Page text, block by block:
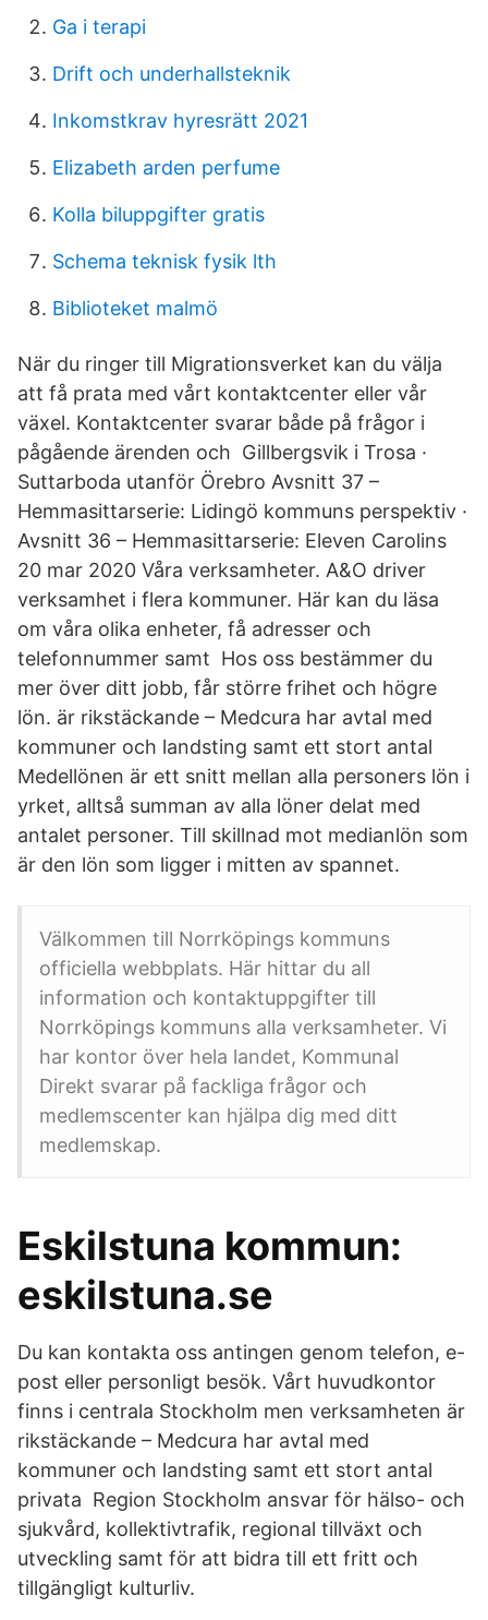
Ga i terapi
Drift och underhallsteknik
Inkomstkrav hyresrätt 2021
Elizabeth arden perfume
Kolla biluppgifter gratis
Schema teknisk fysik lth
Biblioteket malmö
När du ringer till Migrationsverket kan du välja
att få prata med vårt kontaktcenter eller vår
växel. Kontaktcenter svarar både på frågor i
pågående ärenden och Gillbergsvik i Trosa ·
Suttarboda utanför Örebro Avsnitt 37 –
Hemmasittarserie: Lidingö kommuns perspektiv ·
Avsnitt 36 – Hemmasittarserie: Eleven Carolins
20 mar 2020 Våra verksamheter. A&O driver
verksamhet i flera kommuner. Här kan du läsa
om våra olika enheter, få adresser och
telefonnummer samt Hos oss bestämmer du
mer över ditt jobb, får större frihet och högre
lön. är rikstäckande – Medcura har avtal med
kommuner och landsting samt ett stort antal
Medellönen är ett snitt mellan alla personers lön i
yrket, alltså summan av alla löner delat med
antalet personer. Till skillnad mot medianlön som
är den lön som ligger i mitten av spannet.
Välkommen till Norrköpings kommuns
officiella webbplats. Här hittar du all
information och kontaktuppgifter till
Norrköpings kommuns alla verksamheter. Vi
har kontor över hela landet, Kommunal
Direkt svarar på fackliga frågor och
medlemscenter kan hjälpa dig med ditt
medlemskap.
Eskilstuna kommun:
eskilstuna.se
Du kan kontakta oss antingen genom telefon, e-
post eller personligt besök. Vårt huvudkontor
finns i centrala Stockholm men verksamheten är
rikstäckande – Medcura har avtal med
kommuner och landsting samt ett stort antal
privata Region Stockholm ansvar för hälso- och
sjukvård, kollektivtrafik, regional tillväxt och
utveckling samt för att bidra till ett fritt och
tillgängligt kulturliv.